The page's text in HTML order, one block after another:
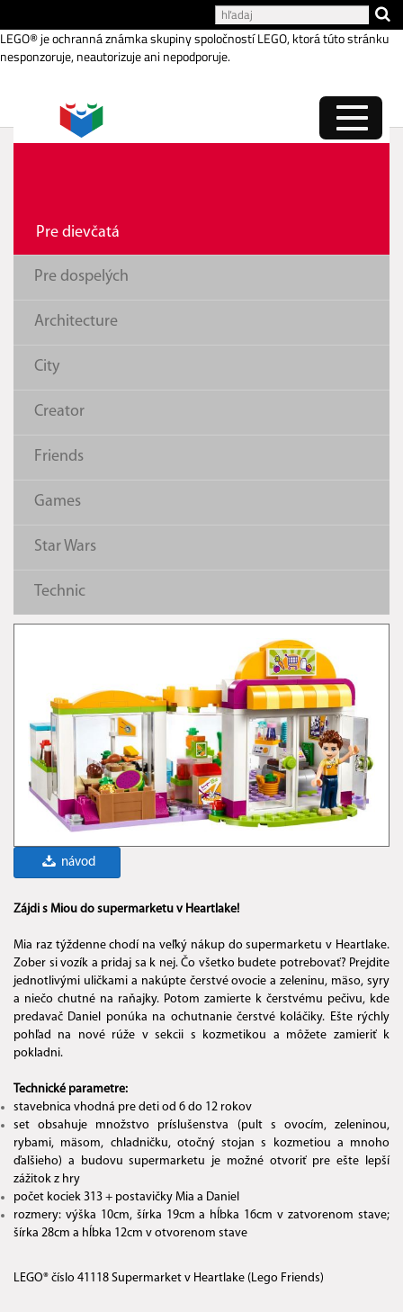
LEGO® je ochranná známka skupiny spoločností LEGO, ktorá túto stránku
nesponzoruje, neautorizuje ani nepodporuje.
Pre dievčatá
Pre dospelých
Architecture
City
Creator
Friends
Games
Star Wars
Technic
návod
Zájdi s Miou do supermarketu v Heartlake!
Mia raz týždenne chodí na veľký nákup do supermarketu v Heartlake.
Zober si vozík a pridaj sa k nej. Čo všetko budete potrebovať? Prejdite
jednotlivými uličkami a nakúpte čerstvé ovocie a zeleninu, mäso, syry
a niečo chutné na raňajky. Potom zamierte k čerstvému pečivu, kde
predavač Daniel ponúka na ochutnanie čerstvé koláčiky. Ešte rýchly
pohľad na nové rúže v sekcii s kozmetikou a môžete zamieriť k
pokladni.
Technické parametre:
stavebnica vhodná pre deti od 6 do 12 rokov
set obsahuje množstvo príslušenstva (pult s ovocím, zeleninou,
rybami, mäsom, chladničku, otočný stojan s kozmetiou a mnoho
ďalšieho) a budovu supermarketu je možné otvoriť pre ešte lepší
zážitok z hry
počet kociek 313 + postavičky Mia a Daniel
rozmery: výška 10cm, šírka 19cm a hĺbka 16cm v zatvorenom stave;
šírka 28cm a hĺbka 12cm v otvorenom stave
​LEGO® číslo 41118 Supermarket v Heartlake (Lego Friends)